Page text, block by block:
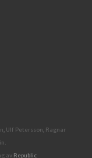
Ulf Petersson, Ragnar
av Republic